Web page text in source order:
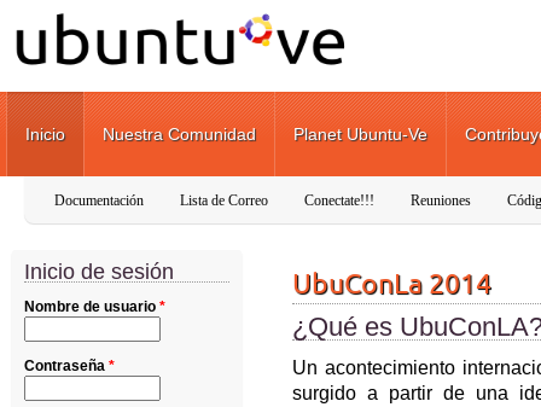
Pasar al contenido principal
Inicio Nuestra Comunidad Planet Ubuntu-Ve
Documentación Lista de Correo Conectate!!! Reuniones
Inicio de sesión
Nombre de usuario *
Contraseña *
UbuConLa 2014
¿Qué es
Un acontecimiento
surgido a partir de una